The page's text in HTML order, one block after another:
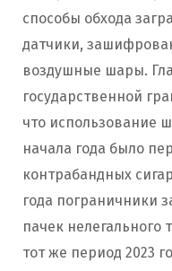
способы обхода
датчики,
воздушные шары.
государственной
что использование
начала года было
контрабандных
года пограничники
пачек нелегального
тот же период 2023